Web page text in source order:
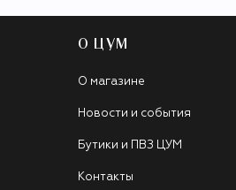
О ЦУМ
О магазине
Новости и события
Бутики и ПВЗ ЦУМ
Контакты